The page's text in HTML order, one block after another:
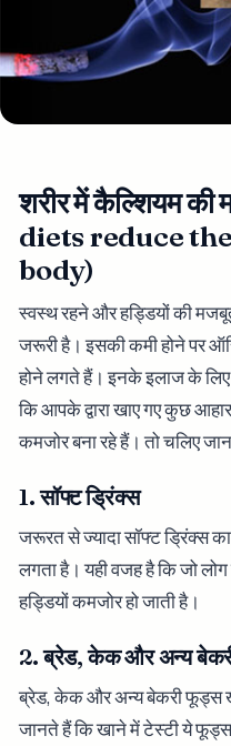
शरीर में कैल्शियम
diets reduce
body)
स्वस्थ रहने और हड्डियों की
जरूरी है। इसकी कमी होने पर
होने लगते हैं। इनके इलाज के
कि आपके द्वारा खाए गए कुछ
कमजोर बना रहे हैं। तो चलिए
1. सॉफ्ट ड्रिंक्स
जरूरत से ज्यादा सॉफ्ट ड्रिंक्स
लगता है। यही वजह है कि जो
हड्डियों कमजोर हो जाती है।
2. ब्रेड, केक और अन्य
ब्रेड, केक और अन्य बेकरी फूड्स
जानते हैं कि खाने में टेस्टी ये